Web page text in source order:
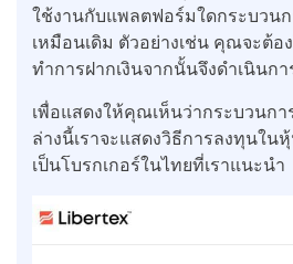
ใช้งานกับแพลตฟอร์มใดกระบวน
เหมือนเดิม ตัวอย่างเช่น คุณจะต้อ
ทำการฝากเงินจากนั้นจึงดำเนินก
เพื่อแสดงให้คุณเห็นว่ากระบวนกา
ล่างนี้เราจะแสดงวิธีการลงทุนใน
เป็นโบรกเกอร์ในไทยที่เราแนะนำ